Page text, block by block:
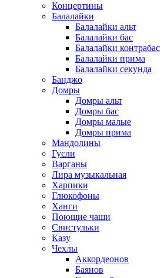
Концертины
Балалайки
Балалайки альт
Балалайки бас
Балалайки контрабас
Балалайки прима
Балалайки секунда
Банджо
Домры
Домры альт
Домры бас
Домры малые
Домры прима
Мандолины
Гусли
Варганы
Лира музыкальная
Харпики
Глюкофоны
Ханги
Поющие чаши
Свистульки
Казу
Чехлы
Аккордеонов
Баянов